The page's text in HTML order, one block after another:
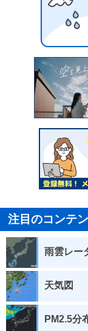
注目のコンテ
雨雲レー
天気図
PM2.5分